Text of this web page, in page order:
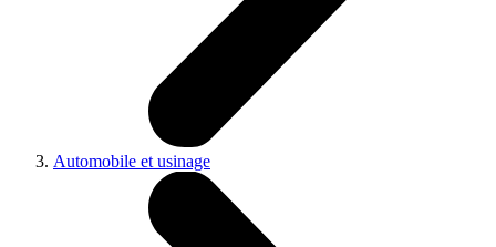
Automobile et usinage